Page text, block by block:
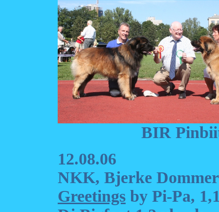
BIR Pinbiittan
12.08.06
NKK, Bjerke
Greetings by Pi-Pa,